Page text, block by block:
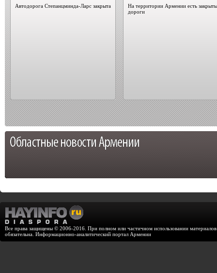
Автодорога Степанцминда-Ларс закрыта
На территории Армении есть
дороги
Все права защищены © 2006-2016. При полном или частичном использовании
обязательна. Информационно-аналитический портал Армении